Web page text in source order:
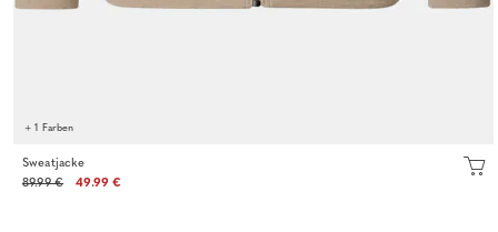
+ 1 Farben
Sweatjacke
89.99 €
49.99 €